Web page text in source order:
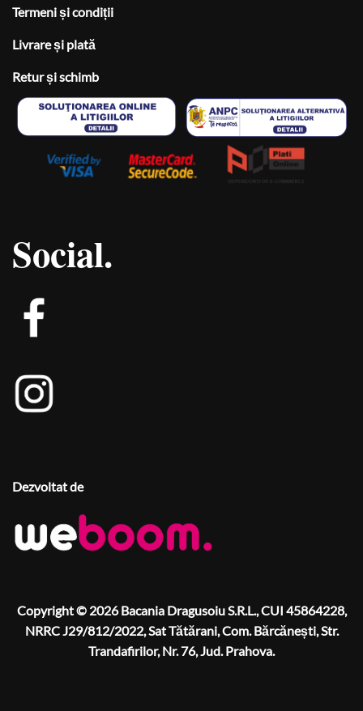
Termeni și condiții
Livrare și plată
Retur și schimb
Social.
Dezvoltat de
Copyright © 2026 Bacania Dragusoiu S.R.L., CUI 45864228,
NRRC J29/812/2022, Sat Tătărani, Com. Bărcănești, Str.
Trandafirilor, Nr. 76, Jud. Prahova.